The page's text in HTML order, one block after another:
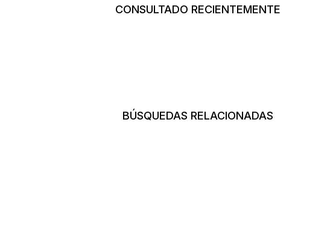
CONSULTADO RECIENTEMENTE
BÚSQUEDAS RELACIONADAS